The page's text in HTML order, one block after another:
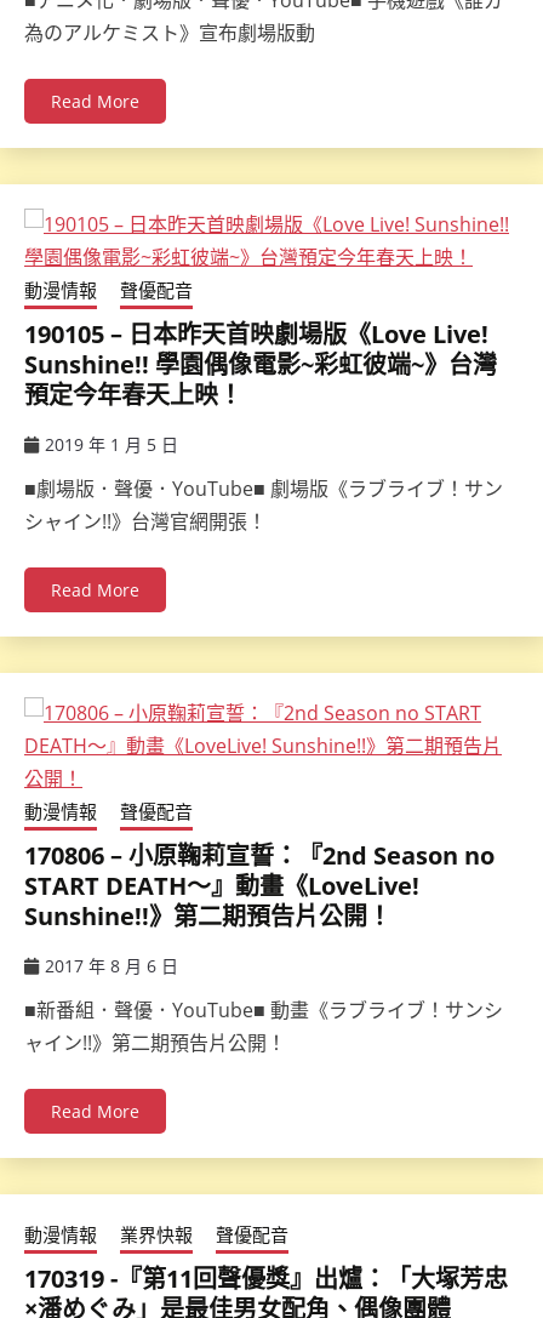
為のアルケミスト》宣布劇場版動
Read More
動漫情報 聲優配音
190105 – 日本昨天首映劇場版《Love Live!
Sunshine!! 學園偶像電影~彩虹彼端~》台灣
預定今年春天上映！
2019 年 1 月 5 日
■劇場版．聲優．YouTube■ 劇場版《ラブライブ！サン
シャイン!!》台灣官網開張！
Read More
動漫情報 聲優配音
170806 – 小原鞠莉宣誓：『2nd Season no
START DEATH～』動畫《LoveLive!
Sunshine!!》第二期預告片公開！
2017 年 8 月 6 日
■新番組．聲優．YouTube■ 動畫《ラブライブ！サンシ
ャイン!!》第二期預告片公開！
Read More
動漫情報 業界快報 聲優配音
170319 -『第11回聲優獎』出爐：「大塚芳忠
×潘めぐみ」是最佳男女配角、偶像團體